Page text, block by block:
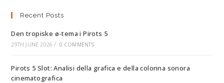
Recent Posts
Den tropiske ø-tema i Pirots 5
29TH JUNE 2026 / 0 COMMENTS
Pirots 5 Slot: Analisi della grafica e della colonna sonora
cinematografica